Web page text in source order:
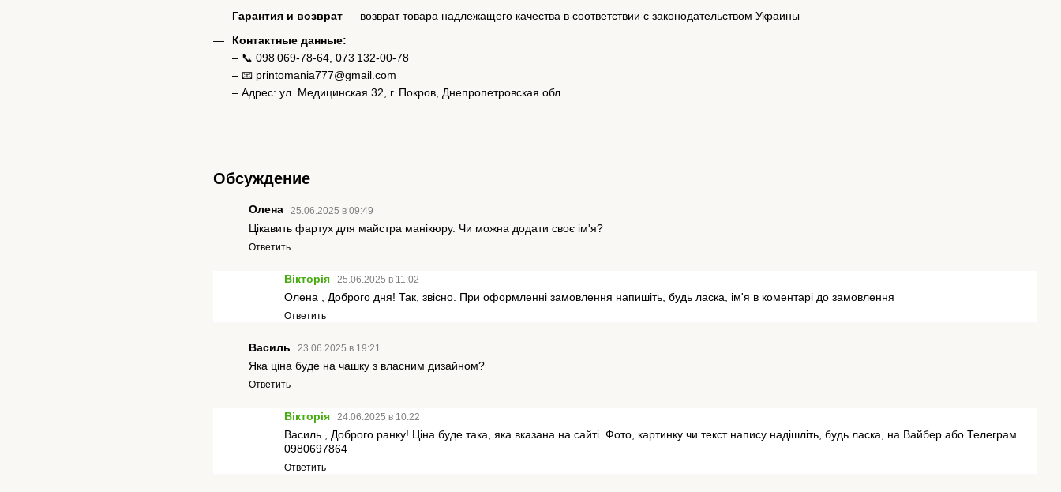
Гарантия и возврат — возврат товара надлежащего качества в соответствии с законодательством Украины
Контактные данные:
– 📞 098 069‑78‑64, 073 132‑00‑78
– 📧 printomania777@gmail.com
– Адрес: ул. Медицинская 32, г. Покров, Днепропетровская обл.
Обсуждение
Олена 25.06.2025 в 09:49
Цікавить фартух для майстра манікюру. Чи можна додати своє ім'я?
Ответить
Вікторія 25.06.2025 в 11:02
Олена , Доброго дня! Так, звісно. При оформленні замовлення напишіть, будь ласка, ім'я в коментарі до замовлення
Ответить
Василь 23.06.2025 в 19:21
Яка ціна буде на чашку з власним дизайном?
Ответить
Вікторія 24.06.2025 в 10:22
Василь , Доброго ранку! Ціна буде така, яка вказана на сайті. Фото, картинку чи текст напису надішліть, будь ласка, на Вайбер або Телеграм
0980697864
Ответить